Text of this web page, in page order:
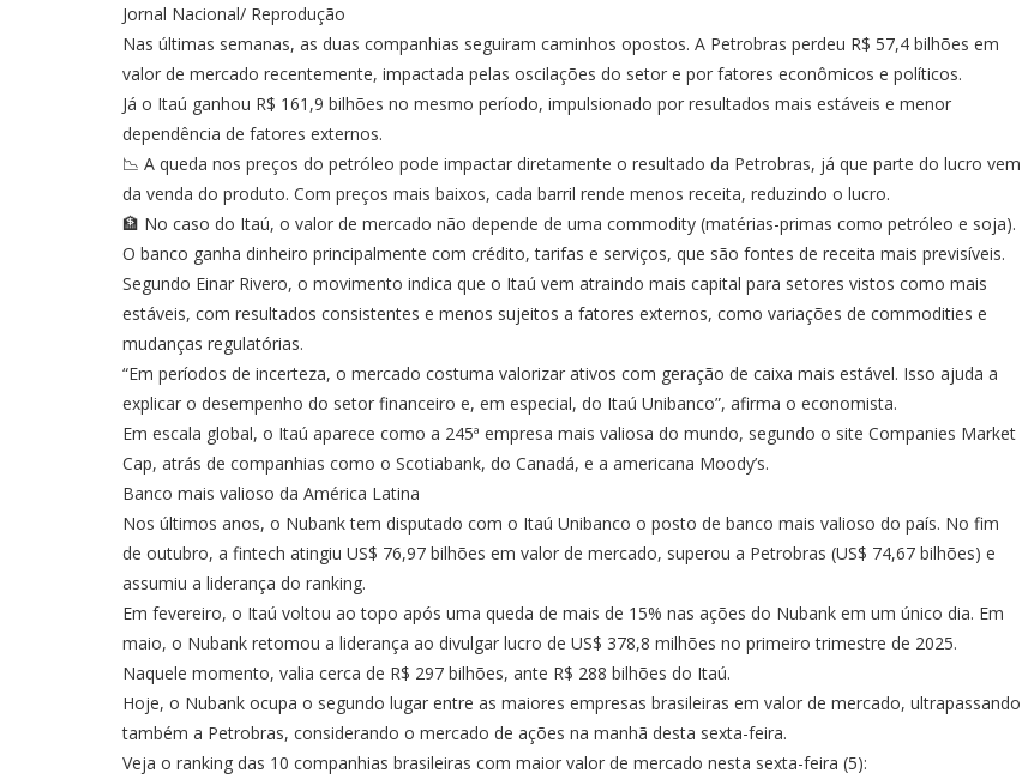
Jornal Nacional/ Reprodução
Nas últimas semanas, as duas companhias seguiram caminhos opostos. A Petrobras perdeu R$ 57,4 bilhões em
valor de mercado recentemente, impactada pelas oscilações do setor e por fatores econômicos e políticos.
Já o Itaú ganhou R$ 161,9 bilhões no mesmo período, impulsionado por resultados mais estáveis e menor
dependência de fatores externos.
📉 A queda nos preços do petróleo pode impactar diretamente o resultado da Petrobras, já que parte do lucro vem
da venda do produto. Com preços mais baixos, cada barril rende menos receita, reduzindo o lucro.
🏦 No caso do Itaú, o valor de mercado não depende de uma commodity (matérias-primas como petróleo e soja).
O banco ganha dinheiro principalmente com crédito, tarifas e serviços, que são fontes de receita mais previsíveis.
Segundo Einar Rivero, o movimento indica que o Itaú vem atraindo mais capital para setores vistos como mais
estáveis, com resultados consistentes e menos sujeitos a fatores externos, como variações de commodities e
mudanças regulatórias.
“Em períodos de incerteza, o mercado costuma valorizar ativos com geração de caixa mais estável. Isso ajuda a
explicar o desempenho do setor financeiro e, em especial, do Itaú Unibanco”, afirma o economista.
Em escala global, o Itaú aparece como a 245ª empresa mais valiosa do mundo, segundo o site Companies Market
Cap, atrás de companhias como o Scotiabank, do Canadá, e a americana Moody’s.
Banco mais valioso da América Latina
Nos últimos anos, o Nubank tem disputado com o Itaú Unibanco o posto de banco mais valioso do país. No fim
de outubro, a fintech atingiu US$ 76,97 bilhões em valor de mercado, superou a Petrobras (US$ 74,67 bilhões) e
assumiu a liderança do ranking.
Em fevereiro, o Itaú voltou ao topo após uma queda de mais de 15% nas ações do Nubank em um único dia. Em
maio, o Nubank retomou a liderança ao divulgar lucro de US$ 378,8 milhões no primeiro trimestre de 2025.
Naquele momento, valia cerca de R$ 297 bilhões, ante R$ 288 bilhões do Itaú.
Hoje, o Nubank ocupa o segundo lugar entre as maiores empresas brasileiras em valor de mercado, ultrapassando
também a Petrobras, considerando o mercado de ações na manhã desta sexta-feira.
Veja o ranking das 10 companhias brasileiras com maior valor de mercado nesta sexta-feira (5):